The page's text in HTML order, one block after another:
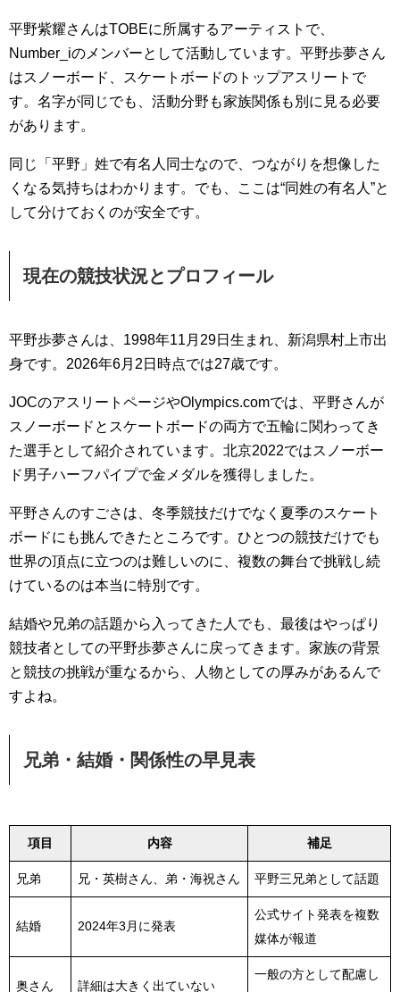
平野紫耀さんはTOBEに所属するアーティストで、
Number_iのメンバーとして活動しています。平野歩夢さん
はスノーボード、スケートボードのトップアスリートで
す。名字が同じでも、活動分野も家族関係も別に見る必要
があります。
同じ「平野」姓で有名人同士なので、つながりを想像した
くなる気持ちはわかります。でも、ここは“同姓の有名人”と
して分けておくのが安全です。
現在の競技状況とプロフィール
平野歩夢さんは、1998年11月29日生まれ、新潟県村上市出
身です。2026年6月2日時点では27歳です。
JOCのアスリートページやOlympics.comでは、平野さんが
スノーボードとスケートボードの両方で五輪に関わってき
た選手として紹介されています。北京2022ではスノーボー
ド男子ハーフパイプで金メダルを獲得しました。
平野さんのすごさは、冬季競技だけでなく夏季のスケート
ボードにも挑んできたところです。ひとつの競技だけでも
世界の頂点に立つのは難しいのに、複数の舞台で挑戦し続
けているのは本当に特別です。
結婚や兄弟の話題から入ってきた人でも、最後はやっぱり
競技者としての平野歩夢さんに戻ってきます。家族の背景
と競技の挑戦が重なるから、人物としての厚みがあるんで
すよね。
兄弟・結婚・関係性の早見表
項目 内容 補足
兄弟 兄・英樹さん、弟・海祝さん 平野三兄弟として話題
結婚 2024年3月に発表
公式サイト発表を複数
媒体が報道
奥さん 詳細は大きく出ていない
一般の方として配慮し